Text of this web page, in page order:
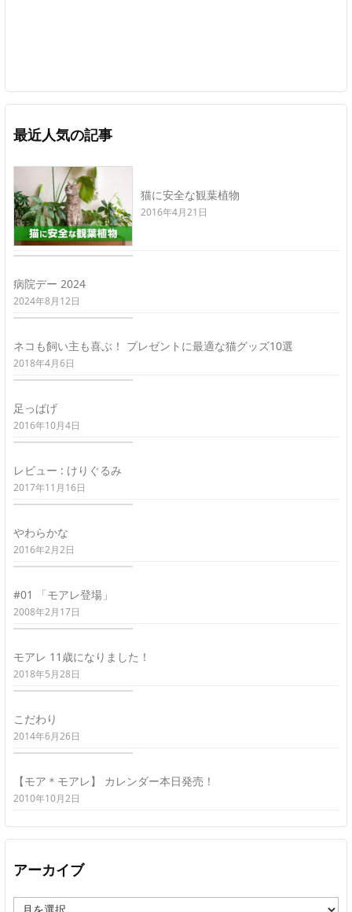
最近人気の記事
猫に安全な観葉植物
2016年4月21日
病院デー 2024
2024年8月12日
ネコも飼い主も喜ぶ！ プレゼントに最適な猫グッズ10選
2018年4月6日
足っぱげ
2016年10月4日
レビュー : けりぐるみ
2017年11月16日
やわらかな
2016年2月2日
#01 「モアレ登場」
2008年2月17日
モアレ 11歳になりました！
2018年5月28日
こだわり
2014年6月26日
【モア＊モアレ】 カレンダー本日発売！
2010年10月2日
アーカイブ